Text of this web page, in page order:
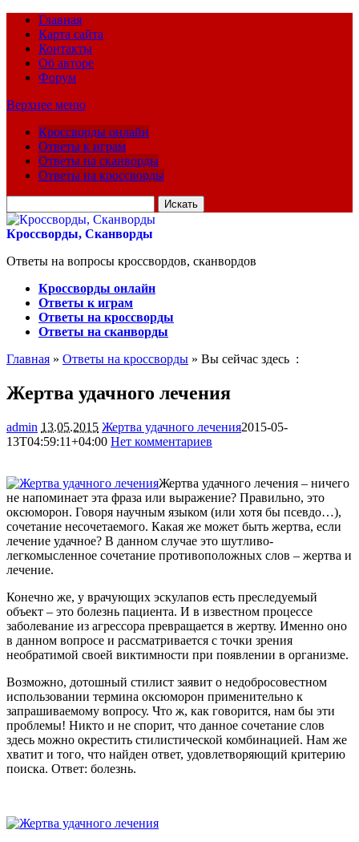
Главная
Карта сайта
Контакты
Об авторе
Форум
Верхнее меню
Кроссворды онлайн
Ответы к играм
Ответы на сканворды
Ответы на кроссворды
для:
Кроссворды, Сканворды
Ответы на вопросы кроссвордов, сканвордов
Кроссворды онлайн
Ответы к играм
Ответы на кроссворды
Ответы на сканворды
Главная » Ответы на кроссворды » Вы сейчас здесь :
Жертва удачного лечения
admin 13.05.2015 Жертва удачного лечения2015-05-
13T04:59:11+04:00 Нет комментариев
Жертва удачного лечения – ничего
не напоминает эта фраза или выражение? Правильно, это
оксюморон. Говоря научным языком (или хотя бы псевдо…),
сочетание несочетаемого. Какая же может быть жертва, если
лечение удачное? В данном случае это шутливо-
легкомысленное сочетание противоположных слов – жертва и
лечение.
Конечно же, у врачующих эскулапов есть преследуемый
объект – это болезнь пациента. И в известном процессе
заболевание из агрессора превращается в жертву. Именно оно
в данном вопросе и рассматривается с точки зрения
необратимой своей виктимности при появлении в организме.
Возможно, дотошный стилист заявит о недобросовестном
использовании термина оксюморон применительно к
запрашиваемому вопросу. Что ж, как говорится, нам бы эти
проблемы! Никто и не спорит, что данное сочетание слов
здесь можно окрестить стилистической комбинацией. Нам же
хватит и того, что найден ответ, удовлетворяющий критерию
поиска. Ответ: болезнь.